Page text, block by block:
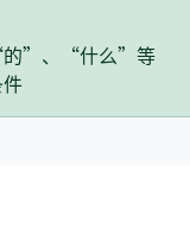
的”、“什么”等